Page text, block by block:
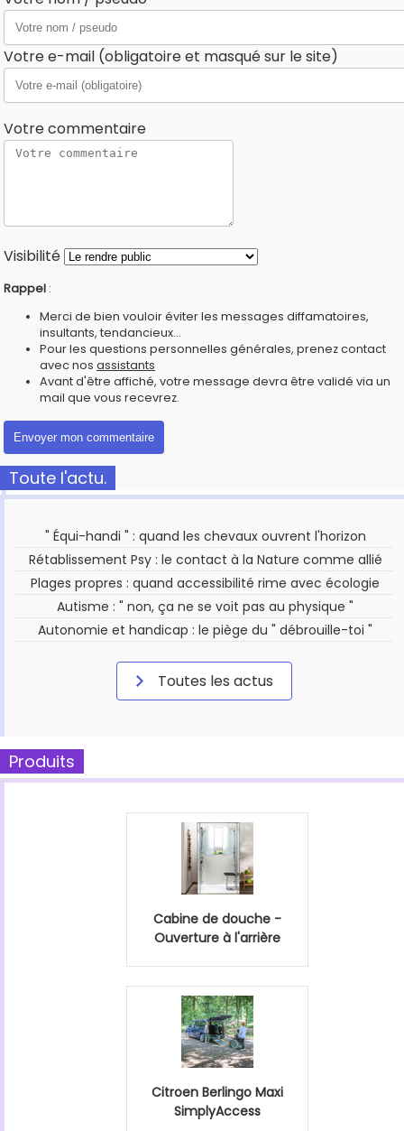
Votre e-mail (obligatoire et masqué sur le site)
Votre commentaire
Visibilité
Rappel :
Merci de bien vouloir éviter les messages diffamatoires,
insultants, tendancieux...
Pour les questions personnelles générales, prenez contact
avec nos assistants
Avant d'être affiché, votre message devra être validé via un
mail que vous recevrez.
Toute l'actu.
" Équi-handi " : quand les chevaux ouvrent l'horizon
Rétablissement Psy : le contact à la Nature comme allié
Plages propres : quand accessibilité rime avec écologie
Autisme : " non, ça ne se voit pas au physique "
Autonomie et handicap : le piège du " débrouille-toi "
Toutes les actus
Produits
Cabine de douche -
Ouverture à l'arrière
Citroen Berlingo Maxi
SimplyAccess